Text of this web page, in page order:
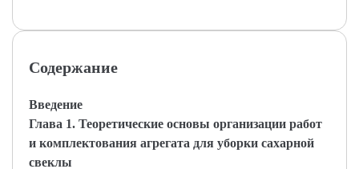
Содержание
Введение
Глава 1. Теоретические основы организации работ
и комплектования агрегата для уборки сахарной
свеклы